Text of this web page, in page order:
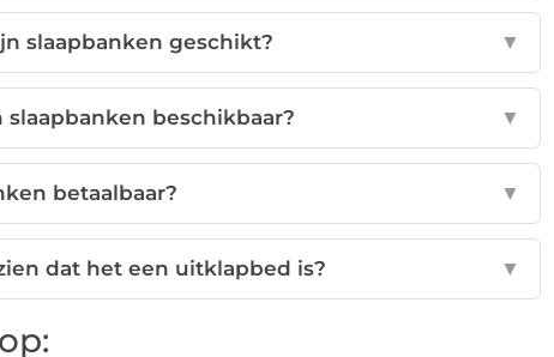
slaapbanken geschikt? ▼
beschikbaar? ▼
betaalbaar? ▼
dat het een uitklapbed is? ▼